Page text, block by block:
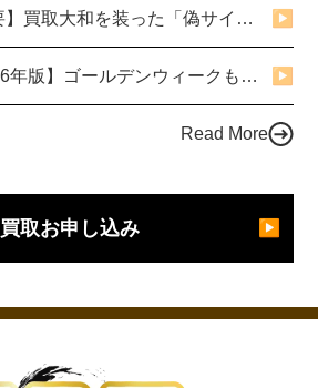
【重要】買取大和を装った「偽サイト・詐欺サイト」にご注意ください ▶
【2026年版】ゴールデンウィークも24時間営業中！ ▶
Read More
買取お申し込み ▶︎